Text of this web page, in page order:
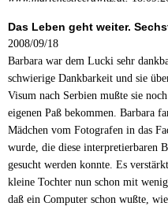
Das Leben geht weiter.
2008/09/18
Barbara war dem Lucki sehr
schwierige Dankbarkeit und sie
Visum nach Serbien mußte sie
eigenen Paß bekommen. Barbara
Mädchen vom Fotografen in das
wurde, die diese interpretierbaren
gesucht werden konnte. Es
kleine Tochter nun schon mit
daß ein Computer schon wußte,